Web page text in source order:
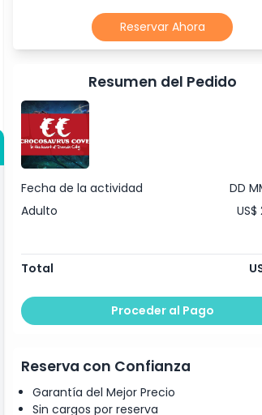
Reservar Ahora
Resumen del Pedido
Fecha de la actividad
DD
Adulto
US$
Total
Proceder al Pago
Reserva con Confianza
Garantía del Mejor Precio
Sin cargos por reserva